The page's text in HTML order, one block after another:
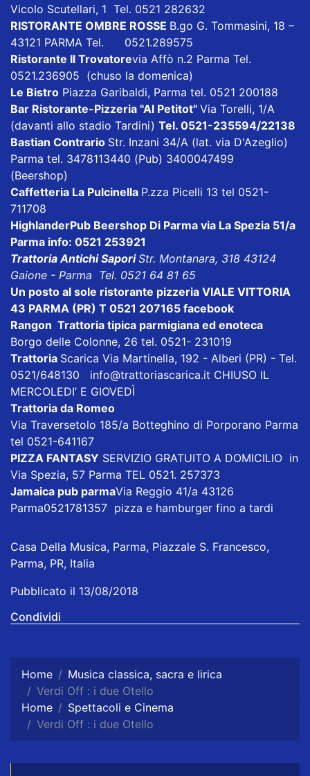
Vicolo Scutellari, 1 Tel. 0521 282632
RISTORANTE OMBRE ROSSE B.go G. Tommasini, 18 –
43121 PARMA Tel. 0521.289575
Ristorante Il Trovatorevia Affò n.2 Parma Tel.
0521.236905 (chuso la domenica)
Le Bistro Piazza Garibaldi, Parma tel. 0521 200188
Bar Ristorante-Pizzeria "Al Petitot" Via Torelli, 1/A
(davanti allo stadio Tardini) Tel. 0521-235594/22138
Bastian Contrario Str. Inzani 34/A (lat. via D'Azeglio)
Parma tel. 3478113440 (Pub) 3400047499
(Beershop)
Caffetteria La Pulcinella P.zza Picelli 13 tel 0521-
711708
HighlanderPub Beershop Di Parma via La Spezia 51/a
Parma info: 0521 253921
Trattoria Antichi SaporiStr. Montanara, 318 43124
Gaione - Parma Tel. 0521 64 81 65
Un posto al sole ristorante pizzeria VIALE VITTORIA
43 PARMA (PR) T 0521 207165 facebook
Rangon Trattoria tipica parmigiana ed enoteca
Borgo delle Colonne, 26 tel. 0521- 231019
Trattoria Scarica Via Martinella, 192 - Alberi (PR) - Tel.
0521/648130 info@trattoriascarica.it CHIUSO IL
MERCOLEDI’ E GIOVEDÌ
Trattoria da Romeo
Via Traversetolo 185/a Botteghino di Porporano Parma
tel 0521-641167
PIZZA FANTASY SERVIZIO GRATUITO A DOMICILIO in
Via Spezia, 57 Parma TEL 0521. 257373
Jamaica pub parmaVia Reggio 41/a 43126
Parma0521781357 pizza e hamburger fino a tardi
Casa Della Musica, Parma, Piazzale S. Francesco,
Parma, PR, Italia
Pubblicato il 13/08/2018
Condividi
Home
Musica classica, sacra e lirica
Verdi Off : i due Otello
Home
Spettacoli e Cinema
Verdi Off : i due Otello